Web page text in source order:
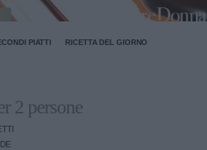
PIATTI RICETTA DEL GIORNO
2 persone